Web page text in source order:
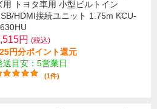
用 トヨタ車用 小型ビルトイン
HDMI接続ユニット 1.75m KCU-
円 (税込)
円分ポイント還元
送目安：5営業日
(1件)